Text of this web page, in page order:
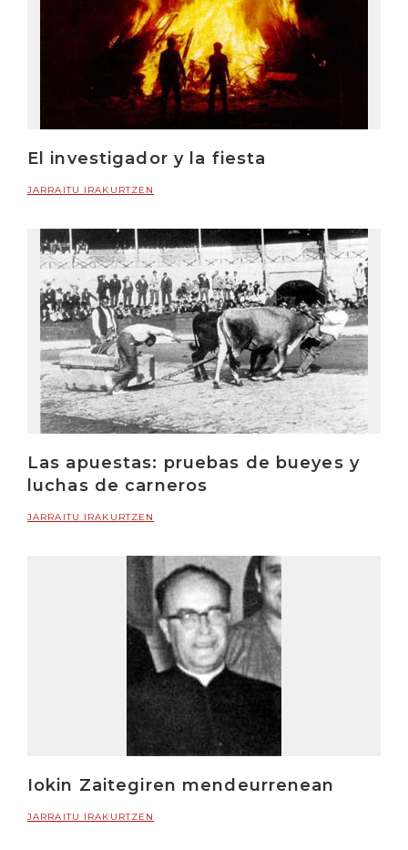
El investigador y la fiesta
JARRAITU IRAKURTZEN
Las apuestas: pruebas de bueyes y
luchas de carneros
JARRAITU IRAKURTZEN
Iokin Zaitegiren mendeurrenean
JARRAITU IRAKURTZEN